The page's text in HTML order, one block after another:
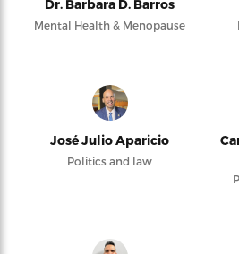
Dr. Barbara D. Barros
Mental Health & Menopause
José Julio Aparicio
Politics and law